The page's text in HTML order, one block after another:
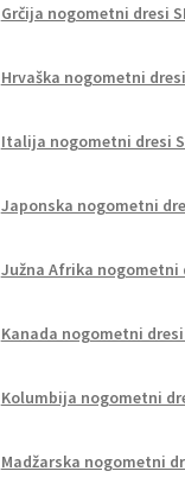
Grčija nogometni dresi
Hrvaška nogometni dresi
Italija nogometni dresi
Japonska nogometni
Južna Afrika nogometni
Kanada nogometni dresi
Kolumbija nogometni
Madžarska nogometni